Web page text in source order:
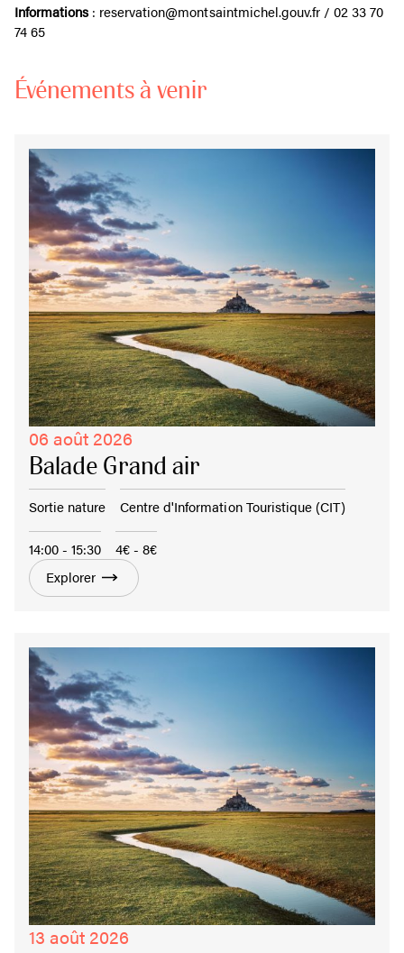
Informations: reservation@montsaintmichel.gouv.fr / 02 33 70
74 65
Événements à venir
06 août 2026
Balade Grand air
Sortie nature Centre d'Information Touristique (CIT)
14:00 - 15:30
4€ - 8€
Explorer
13 août 2026